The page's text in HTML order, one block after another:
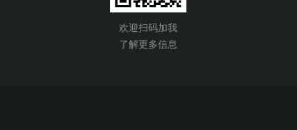
欢迎扫码加我
了解更多信息